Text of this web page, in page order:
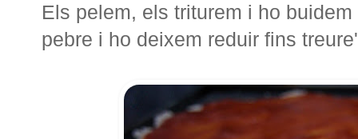
Els pelem, els triturem i ho
pebre i ho deixem reduir fins